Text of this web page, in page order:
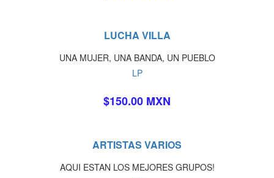
LUCHA VILLA
UNA MUJER, UNA BANDA, UN PUEBLO
LP
$150.00 MXN
ARTISTAS VARIOS
AQUI ESTAN LOS MEJORES GRUPOS!